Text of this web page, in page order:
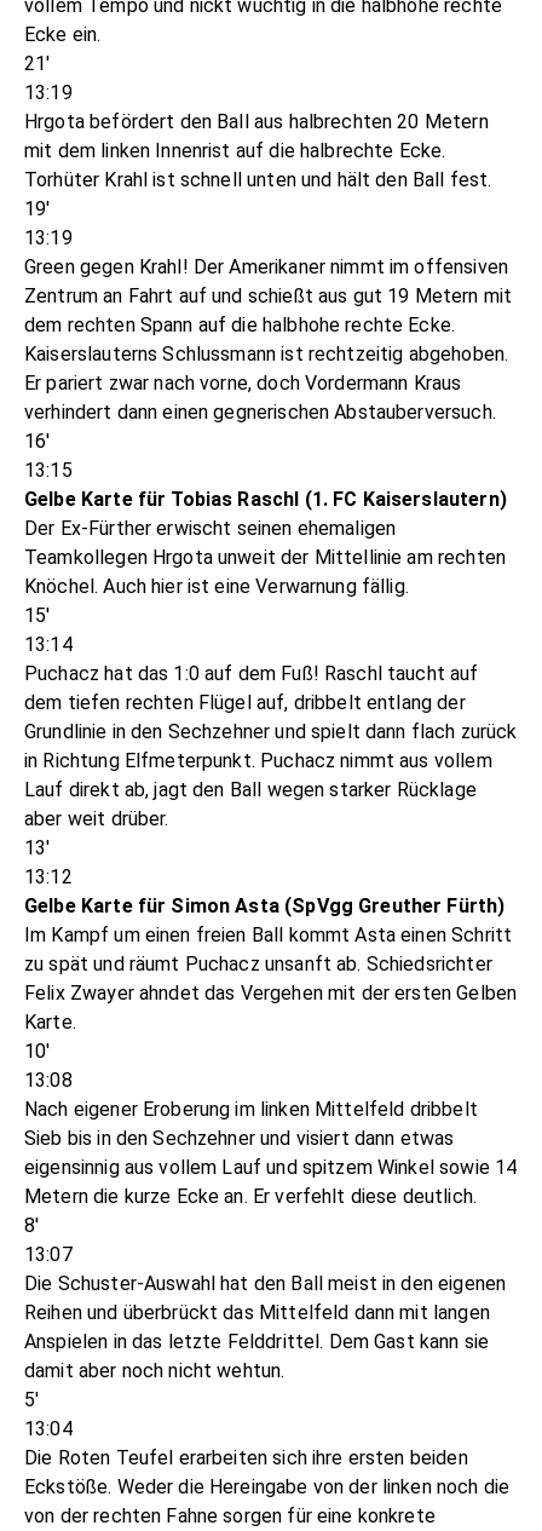
vollem Tempo und nickt wuchtig in die halbhohe rechte
Ecke ein.
21'
13:19
Hrgota befördert den Ball aus halbrechten 20 Metern
mit dem linken Innenrist auf die halbrechte Ecke.
Torhüter Krahl ist schnell unten und hält den Ball fest.
19'
13:19
Green gegen Krahl! Der Amerikaner nimmt im offensiven
Zentrum an Fahrt auf und schießt aus gut 19 Metern mit
dem rechten Spann auf die halbhohe rechte Ecke.
Kaiserslauterns Schlussmann ist rechtzeitig abgehoben.
Er pariert zwar nach vorne, doch Vordermann Kraus
verhindert dann einen gegnerischen Abstauberversuch.
16'
13:15
Gelbe Karte für Tobias Raschl (1. FC Kaiserslautern)
Der Ex-Fürther erwischt seinen ehemaligen
Teamkollegen Hrgota unweit der Mittellinie am rechten
Knöchel. Auch hier ist eine Verwarnung fällig.
15'
13:14
Puchacz hat das 1:0 auf dem Fuß! Raschl taucht auf
dem tiefen rechten Flügel auf, dribbelt entlang der
Grundlinie in den Sechzehner und spielt dann flach zurück
in Richtung Elfmeterpunkt. Puchacz nimmt aus vollem
Lauf direkt ab, jagt den Ball wegen starker Rücklage
aber weit drüber.
13'
13:12
Gelbe Karte für Simon Asta (SpVgg Greuther Fürth)
Im Kampf um einen freien Ball kommt Asta einen Schritt
zu spät und räumt Puchacz unsanft ab. Schiedsrichter
Felix Zwayer ahndet das Vergehen mit der ersten Gelben
Karte.
10'
13:08
Nach eigener Eroberung im linken Mittelfeld dribbelt
Sieb bis in den Sechzehner und visiert dann etwas
eigensinnig aus vollem Lauf und spitzem Winkel sowie 14
Metern die kurze Ecke an. Er verfehlt diese deutlich.
8'
13:07
Die Schuster-Auswahl hat den Ball meist in den eigenen
Reihen und überbrückt das Mittelfeld dann mit langen
Anspielen in das letzte Felddrittel. Dem Gast kann sie
damit aber noch nicht wehtun.
5'
13:04
Die Roten Teufel erarbeiten sich ihre ersten beiden
Eckstöße. Weder die Hereingabe von der linken noch die
von der rechten Fahne sorgen für eine konkrete